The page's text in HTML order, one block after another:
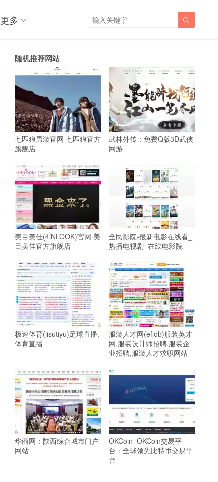
更多 
随机推荐网站
七匹狼男装官网 七匹狼官方
旗舰店
武林外传：免费Q版3D武侠
网游
美目美佳(4iNLOOK)官网 美
目美佳官方旗舰店
全民影院-最新电影在线看_
热播电视剧_在线电影院
极速体育(jisutiyu)足球直播,
体育直播
服装人才网(efjob)服装英才
网,服装设计师招聘,服装企
业招聘,服装人才求职网站
华商网：陕西综合城市门户
网站
OKCoin_OKCoin交易平
台：全球领先比特币交易平
台